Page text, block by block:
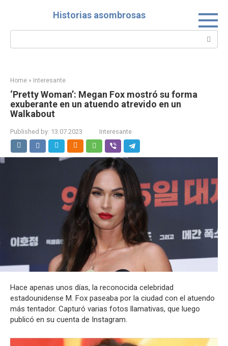
Historias asombrosas
Search:
Home » Interesante
‘Pretty Woman’: Megan Fox mostró su forma
exuberante en un atuendo atrevido en un
Walkabout
Published by: 13.07.2023 Interesante
Hace apenas unos días, la reconocida celebridad
estadounidense M. Fox paseaba por la ciudad con el atuendo
más tentador. Capturó varias fotos llamativas, que luego
publicó en su cuenta de Instagram.